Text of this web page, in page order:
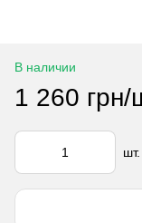
В наличии
1 260 грн/
шт.